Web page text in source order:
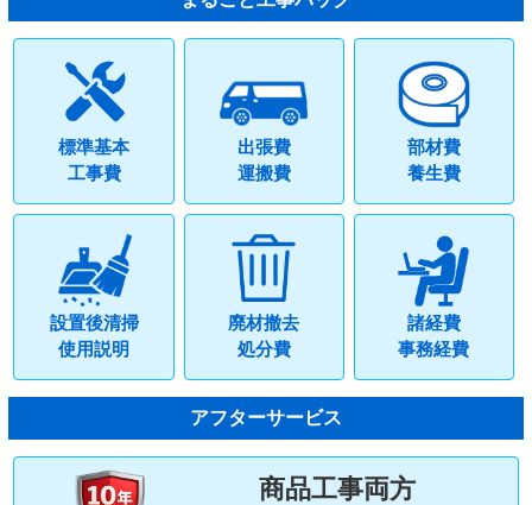
標準基本
工事費
出張費
運搬費
部材費
養生費
設置後清掃
使用説明
廃材撤去
処分費
諸経費
事務経費
アフターサービス
商品工事両方